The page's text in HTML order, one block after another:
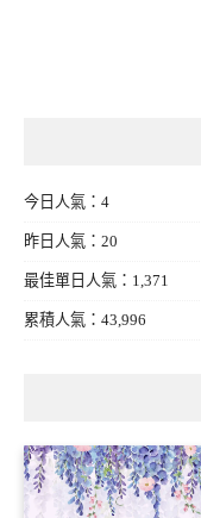
今日人氣：4
昨日人氣：20
最佳單日人氣：1,371
累積人氣：43,996